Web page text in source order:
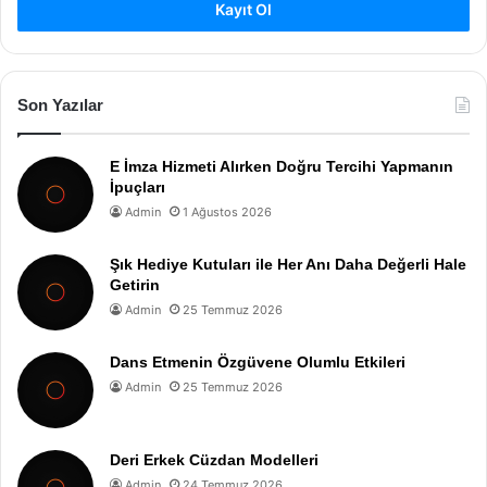
Kayıt Ol
Son Yazılar
E İmza Hizmeti Alırken Doğru Tercihi Yapmanın
İpuçları
Admin 1 Ağustos 2026
Şık Hediye Kutuları ile Her Anı Daha Değerli Hale
Getirin
Admin 25 Temmuz 2026
Dans Etmenin Özgüvene Olumlu Etkileri
Admin 25 Temmuz 2026
Deri Erkek Cüzdan Modelleri